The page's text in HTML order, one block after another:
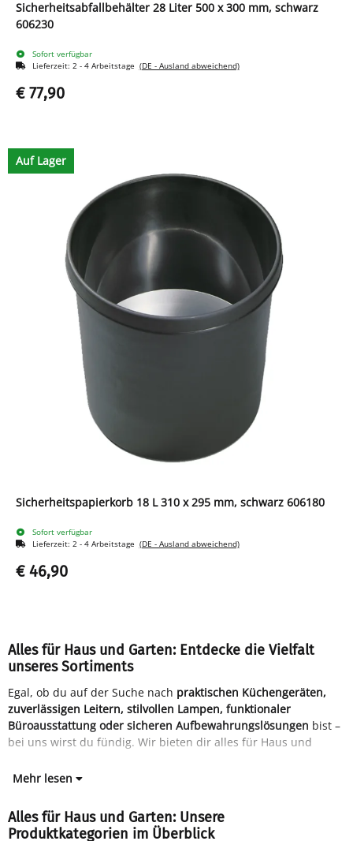
Sicherheitsabfallbehälter 28 Liter 500 x 300 mm, schwarz
606230
Sofort verfügbar
Lieferzeit: 2 - 4 Arbeitstage (DE - Ausland abweichend)
€ 77,90
Auf Lager
Sicherheitspapierkorb 18 L 310 x 295 mm, schwarz 606180
Sofort verfügbar
Lieferzeit: 2 - 4 Arbeitstage (DE - Ausland abweichend)
€ 46,90
Alles für Haus und Garten: Entdecke die Vielfalt
unseres Sortiments
Egal, ob du auf der Suche nach praktischen Küchengeräten,
zuverlässigen Leitern, stilvollen Lampen, funktionaler
Büroausstattung oder sicheren Aufbewahrungslösungen bist –
bei uns wirst du fündig. Wir bieten dir alles für Haus und
Mehr lesen
Alles für Haus und Garten: Unsere
Produktkategorien im Überblick